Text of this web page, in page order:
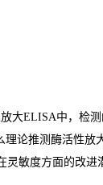
大ELISA中，检
理论推测酶活性放
灵敏度方面的改进